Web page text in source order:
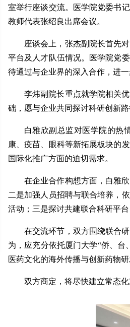
室举行座谈交流。医学院党委书
教师代表张绍良出席会议。
座谈会上，张杰副院长首先
平台及人才队伍情况。医学院党
待通过与企业界的深入合作，进
李炜副院长重点就学院相关
础，愿与企业共同探讨科研创新路
白雅欣副总监对医学院的热
康、疫苗、眼科等新拓展板块的
国际化推广方面的迫切需求。
在企业合作构想方面，白雅
二是加强人员招聘与联合培养，
活动；三是探讨共建联合科研平
在交流环节，双方围绕联合
为，应充分依托厦门大学“侨、
医药文化的海外传播与创新药物研
双方商定，将尽快建立常态